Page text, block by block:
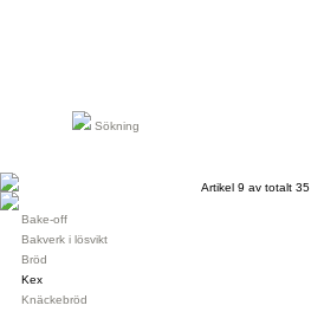
Sökning
Bake-off
Bakverk i lösvikt
Bröd
Kex
Knäckebröd
Artikel 9 av totalt 35